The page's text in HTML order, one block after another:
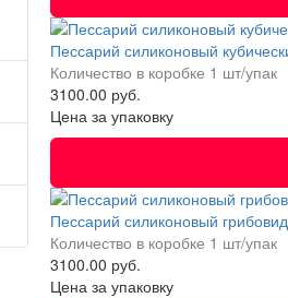
Пессарий силиконовый
Количество в коробке 1 шт/упак
3100.00 руб.
Цена за упаковку
Пессарий силиконовый
Количество в коробке 1 шт/упак
3100.00 руб.
Цена за упаковку